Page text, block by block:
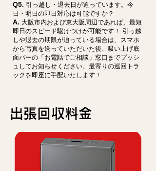
Q5. 引っ越し・退去日が迫っています。今
日・明日の即日対応は可能ですか？
A. 大阪市内および東大阪周辺であれば、最短
即日のスピード駆けつけが可能です！ 引っ越
しや退去の期限が迫っている場合は、スマホ
から写真を送っていただいた後、吸い上げ底
面バーの「お電話でご相談」窓口までプッシ
ュしてお知らせください。最寄りの巡回トラ
ックを即座に手配いたします！
​出張回収料金